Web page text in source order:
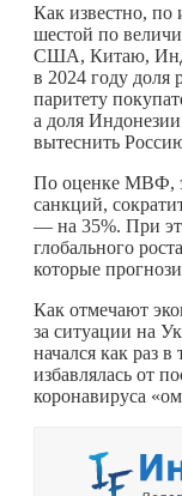
Как известно, по
шестой по
США, Китаю,
в 2024 году
паритету
а доля
вытеснить
По оценке МВФ,
санкций,
— на 35%. При
глобального
которые
Как отмечают
за ситуации на
начался как раз
избавлялась от
коронавируса